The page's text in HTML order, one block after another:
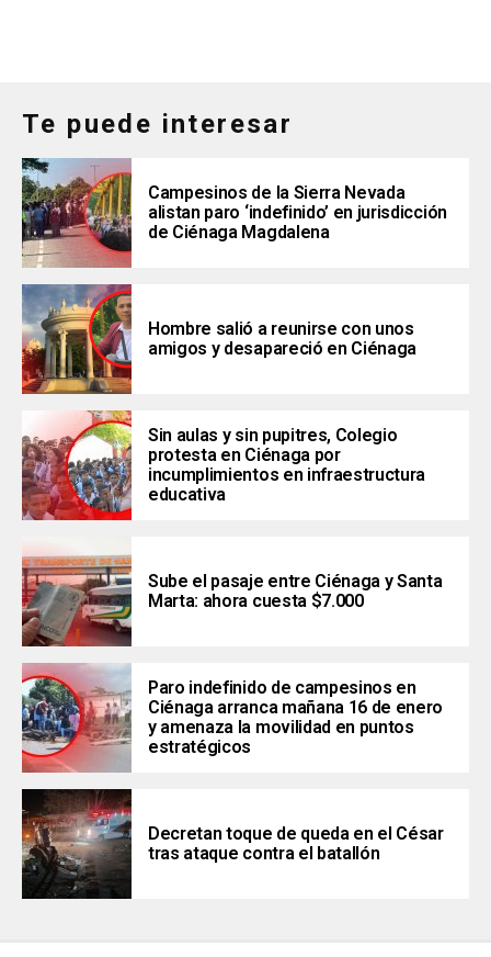
Te puede interesar
Campesinos de la Sierra Nevada
alistan paro ‘indefinido’ en jurisdicción
de Ciénaga Magdalena
Hombre salió a reunirse con unos
amigos y desapareció en Ciénaga
Sin aulas y sin pupitres, Colegio
protesta en Ciénaga por
incumplimientos en infraestructura
educativa
Sube el pasaje entre Ciénaga y Santa
Marta: ahora cuesta $7.000
Paro indefinido de campesinos en
Ciénaga arranca mañana 16 de enero
y amenaza la movilidad en puntos
estratégicos
Decretan toque de queda en el César
tras ataque contra el batallón